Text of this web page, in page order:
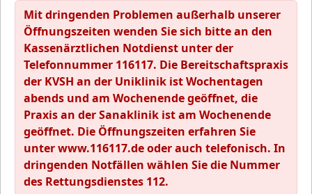
Mit dringenden Problemen außerhalb unserer
Öffnungszeiten wenden Sie sich bitte an den
Kassenärztlichen Notdienst unter der
Telefonnummer 116117. Die Bereitschaftspraxis
der KVSH an der Uniklinik ist Wochentagen
abends und am Wochenende geöffnet, die
Praxis an der Sanaklinik ist am Wochenende
geöffnet. Die Öffnungszeiten erfahren Sie
unter www.116117.de oder auch telefonisch. In
dringenden Notfällen wählen Sie die Nummer
des Rettungsdienstes 112.